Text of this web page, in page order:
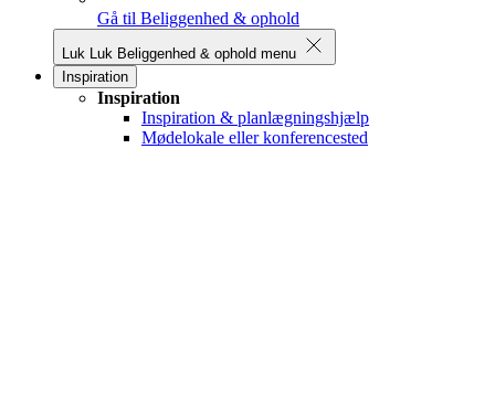
Gå til Beliggenhed & ophold
Luk Luk Beliggenhed & ophold menu
Inspiration
Inspiration
Inspiration & planlægningshjælp
Mødelokale eller konferencested